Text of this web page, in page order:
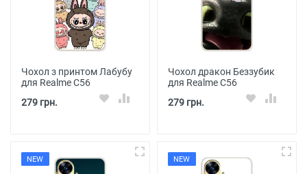
Чохол з принтом Лабубу
для Realme C56
279 грн.
Чохол дракон Беззубик
для Realme C56
279 грн.
NEW NEW